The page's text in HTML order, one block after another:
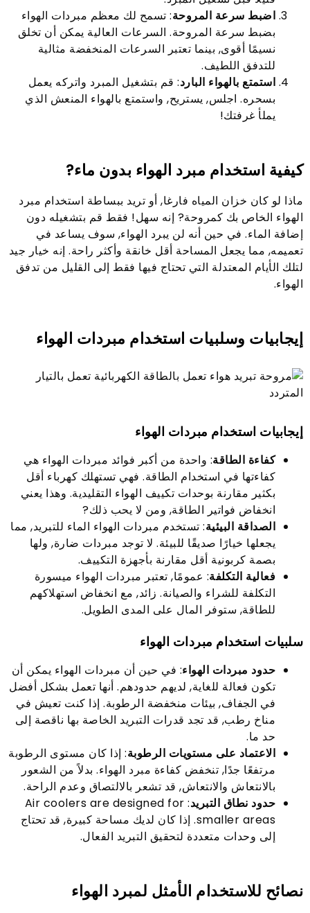
اضبط سرعة المروحة: تسمح لك معظم مبردات الهواء
بضبط سرعة المروحة. السرعات العالية يمكن أن تخلق
نسيمًا أقوى, بينما تعتبر السرعات المنخفضة مثالية
للتدفق اللطيف.
استمتع بالهواء البارد: قم بتشغيل المبرد واتركه يعمل
بسحره. اجلس, يستريح, واستمتع بالهواء المنعش الذي
يملأ غرفتك!
كيفية استخدام مبرد الهواء بدون ماء?
ماذا لو كان خزان المياه فارغا, أو تريد ببساطة استخدام مبرد
الهواء الخاص بك كمروحة? إنه سهل! فقط قم بتشغيله دون
إضافة الماء. في حين أنه لن يبرد الهواء, سوف يساعد في
تعميمه, مما يجعل المساحة أقل خانقة وأكثر راحة. إنه خيار جيد
لتلك الأيام المعتدلة التي تحتاج فيها فقط إلى القليل من تدفق
الهواء.
إيجابيات وسلبيات استخدام مبردات الهواء
إيجابيات استخدام مبردات الهواء
كفاءة الطاقة: واحدة من أكبر فوائد مبردات الهواء هي
كفاءتها في استخدام الطاقة. فهي تستهلك كهرباء أقل
بكثير مقارنة بوحدات تكييف الهواء التقليدية. وهذا يعني
انخفاض فواتير الطاقة, ومن لا يحب ذلك?
الصداقة البيئية: تستخدم مبردات الهواء الماء للتبريد, مما
يجعلها خيارًا صديقًا للبيئة. لا توجد مبردات ضارة, ولها
بصمة كربونية أقل مقارنة بأجهزة التكييف.
فعالية التكلفة: عمومًا, تعتبر مبردات الهواء ميسورة
التكلفة للشراء والصيانة. زائد, مع انخفاض استهلاكهم
للطاقة, ستوفر المال على المدى الطويل.
سلبيات استخدام مبردات الهواء
حدود مبردات الهواء: في حين أن مبردات الهواء يمكن أن
تكون فعالة للغاية, لديهم حدودهم. أنها تعمل بشكل أفضل
في الجفاف, بيئات منخفضة الرطوبة. إذا كنت تعيش في
مناخ رطب, قد تجد قدرات التبريد الخاصة بها ناقصة إلى
حد ما.
الاعتماد على مستويات الرطوبة: إذا كان مستوى الرطوبة
مرتفعًا جدًا, تنخفض كفاءة مبرد الهواء. بدلاً من الشعور
بالانتعاش والانتعاش, قد تشعر بالالتصاق وعدم الراحة.
حدود نطاق التبريد:
Air coolers are designed for
smaller areas. إذا كان لديك مساحة كبيرة, قد تحتاج
إلى وحدات متعددة لتحقيق التبريد الفعال.
نصائح للاستخدام الأمثل لمبرد الهواء